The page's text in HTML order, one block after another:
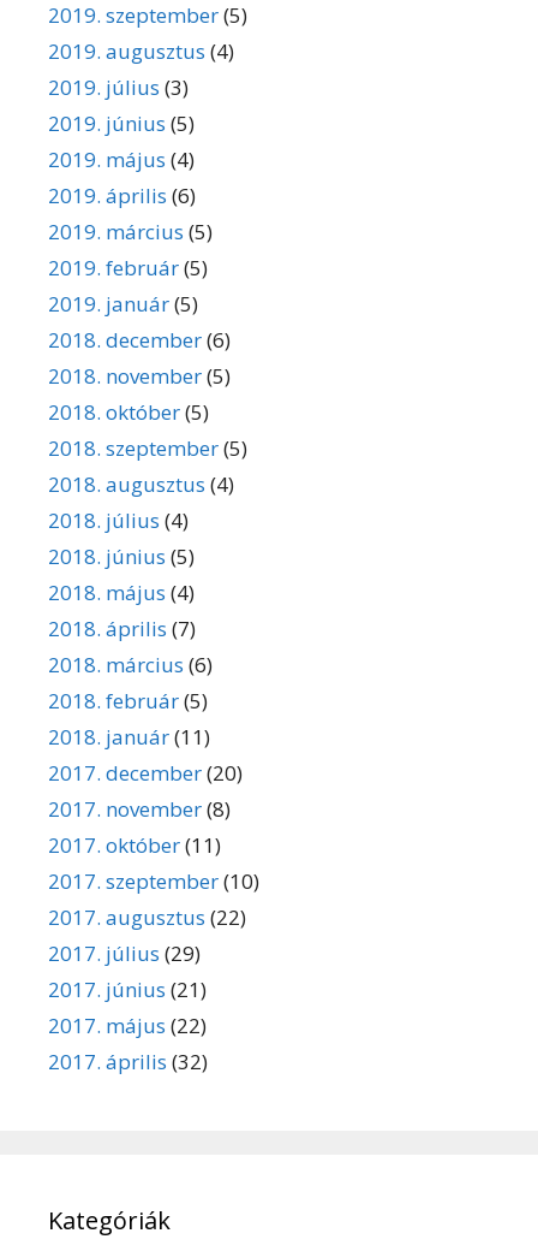
2019. szeptember(5)
2019. augusztus (4)
2019. július (3)
2019. június (5)
2019. május (4)
2019. április (6)
2019. március (5)
2019. február(5)
2019. január(5)
2018. december(6)
2018. november(5)
2018. október(5)
2018. szeptember(5)
2018. augusztus (4)
2018. július (4)
2018. június (5)
2018. május (4)
2018. április (7)
2018. március (6)
2018. február(5)
2018. január(11)
2017. december(20)
2017. november(8)
2017. október(11)
2017. szeptember(10)
2017. augusztus (22)
2017. július (29)
2017. június (21)
2017. május (22)
2017. április (32)
Kategóriák